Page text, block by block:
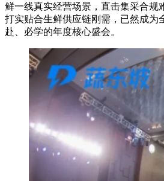
鲜一线真实经营场景，直击集采合规
打实贴合生鲜供应链刚需，已然成为
赴、必学的年度核心盛会。